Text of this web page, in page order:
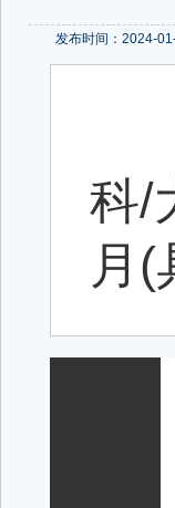
发布时间：2024-
科/
月